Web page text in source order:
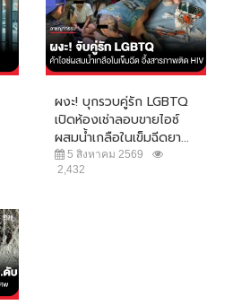
ผงะ! บุกรวบคู่รัก LGBTQ
เปิดห้องเช่าลอบขายไอซ์
ผสมน้ำเกลือในเข็มฉีดยา...
5 สิงหาคม 2569
2,432